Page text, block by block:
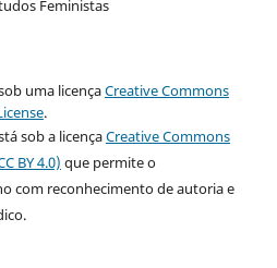
Feministas
uma licençaCreative Commons
.
sob a licençaCreative Commons
BY 4.0) que permite o
com reconhecimento de autoria e